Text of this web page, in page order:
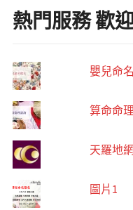
熱門服務 歡
嬰兒命
算命命
天羅地
圖片1